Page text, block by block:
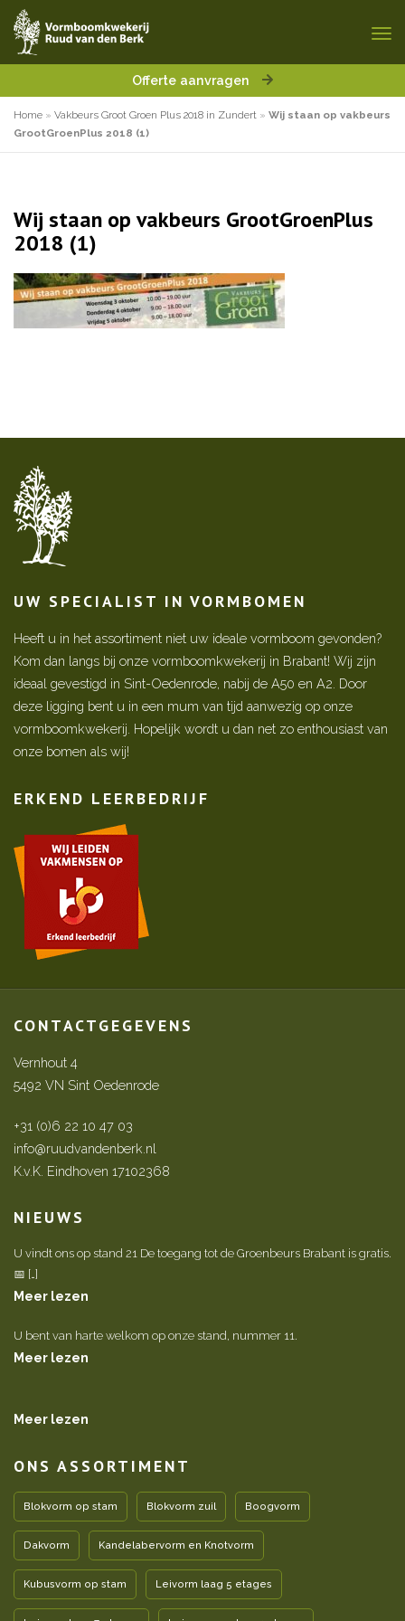
Offerte aanvragen
Home » Vakbeurs Groot Groen Plus 2018 in Zundert » Wij staan op vakbeurs
GrootGroenPlus 2018 (1)
Wij staan op vakbeurs GrootGroenPlus
2018 (1)
UW SPECIALIST IN VORMBOMEN
Heeft u in het assortiment niet uw ideale vormboom gevonden?
Kom dan langs bij onze vormboomkwekerij in Brabant! Wij zijn
ideaal gevestigd in Sint-Oedenrode, nabij de A50 en A2. Door
deze ligging bent u in een mum van tijd aanwezig op onze
vormboomkwekerij. Hopelijk wordt u dan net zo enthousiast van
onze bomen als wij!
ERKEND LEERBEDRIJF
CONTACTGEGEVENS
Vernhout 4
5492 VN Sint Oedenrode
+31 (0)6 22 10 47 03
info@ruudvandenberk.nl
K.v.K. Eindhoven 17102368
NIEUWS
U vindt ons op stand 21 De toegang tot de Groenbeurs Brabant is gratis.
📅 […]
Meer lezen
U bent van harte welkom op onze stand, nummer 11.
Meer lezen
Meer lezen
ONS ASSORTIMENT
Blokvorm op stam Blokvorm zuil Boogvorm
Dakvorm Kandelabervorm en Knotvorm
Kubusvorm op stam Leivorm laag 5 etages